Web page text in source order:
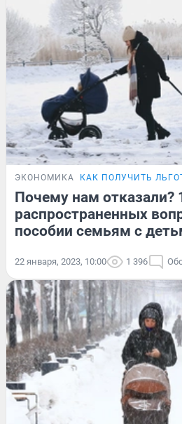
ЭКОНОМИКА КАК ПОЛУЧИТЬ
Почему нам отказали?
распространенных
пособии семьям с
22 января, 2023, 10:00 1 396